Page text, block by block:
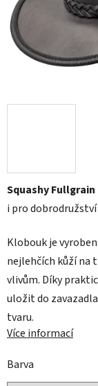
Squashy Fullgrain
i pro
Klobouk je
nejlehčích kůží na
vlivům. Díky
uložit do
tvaru.
Více informací
Barva